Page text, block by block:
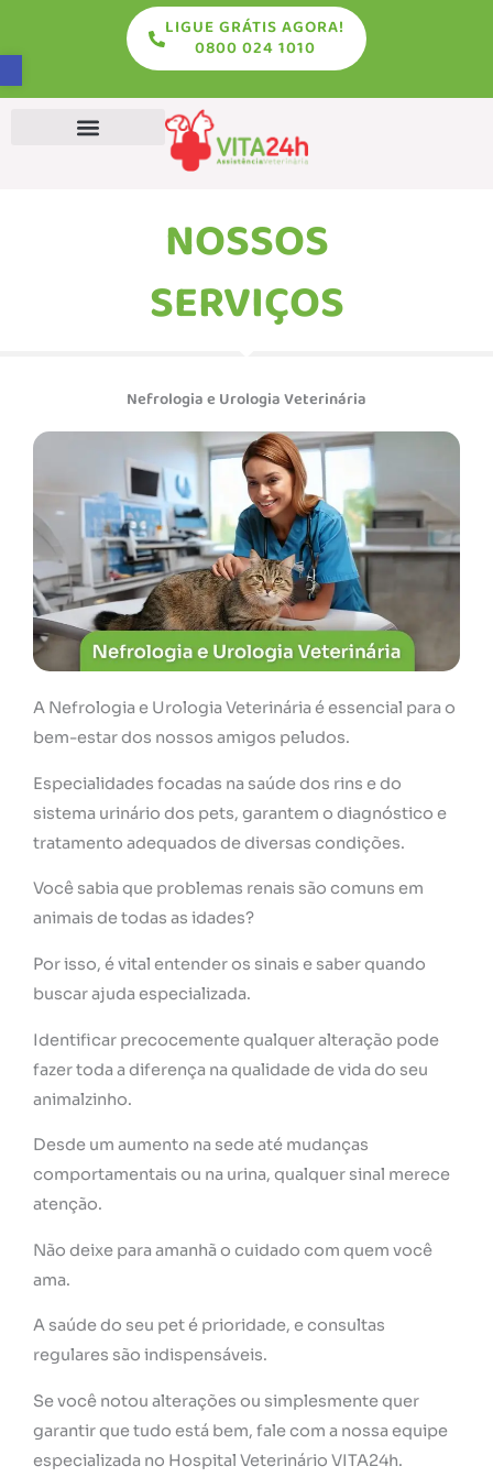
LIGUE GRÁTIS AGORA!
0800 024 1010
NOSSOS
SERVIÇOS
Nefrologia e Urologia Veterinária
A Nefrologia e Urologia Veterinária é essencial para o
bem-estar dos nossos amigos peludos.
Especialidades focadas na saúde dos rins e do
sistema urinário dos pets, garantem o diagnóstico e
tratamento adequados de diversas condições.
Você sabia que problemas renais são comuns em
animais de todas as idades?
Por isso, é vital entender os sinais e saber quando
buscar ajuda especializada.
Identificar precocemente qualquer alteração pode
fazer toda a diferença na qualidade de vida do seu
animalzinho.
Desde um aumento na sede até mudanças
comportamentais ou na urina, qualquer sinal merece
atenção.
Não deixe para amanhã o cuidado com quem você
ama.
A saúde do seu pet é prioridade, e consultas
regulares são indispensáveis.
Se você notou alterações ou simplesmente quer
garantir que tudo está bem, fale com a nossa equipe
especializada no Hospital Veterinário VITA24h.
Abrir a barra de ferramentas